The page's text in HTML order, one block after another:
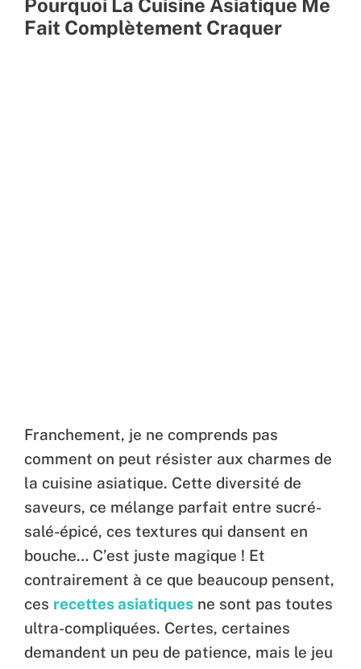
Pourquoi La Cuisine Asiatique Me
Fait Complètement Craquer
Franchement, je ne comprends pas
comment on peut résister aux charmes de
la cuisine asiatique. Cette diversité de
saveurs, ce mélange parfait entre sucré-
salé-épicé, ces textures qui dansent en
bouche… C’est juste magique ! Et
contrairement à ce que beaucoup pensent,
ces recettes asiatiques ne sont pas toutes
ultra-compliquées. Certes, certaines
demandent un peu de patience, mais le jeu